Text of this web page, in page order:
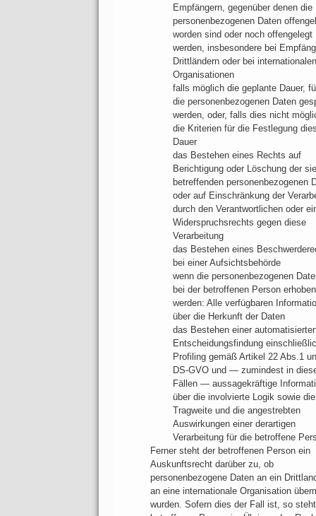
Empfängern, gegenüber denen die
personenbezogenen Daten
worden sind oder noch offengelegt
werden, insbesondere bei
Drittländern oder bei internationalen
Organisationen
falls möglich die geplante Dauer,
die personenbezogenen Daten
werden, oder, falls dies nicht
die Kriterien für die Festlegung
Dauer
das Bestehen eines Rechts auf
Berichtigung oder Löschung der sie
betreffenden personenbezogenen
oder auf Einschränkung der
durch den Verantwortlichen oder
Widerspruchsrechts gegen diese
Verarbeitung
das Bestehen eines
bei einer Aufsichtsbehörde
wenn die personenbezogenen
bei der betroffenen Person erhoben
werden: Alle verfügbaren
über die Herkunft der Daten
das Bestehen einer
Entscheidungsfindung
Profiling gemäß Artikel 22 Abs.1
DS-GVO und — zumindest in
Fällen — aussagekräftige
über die involvierte Logik sowie die
Tragweite und die angestrebten
Auswirkungen einer derartigen
Verarbeitung für die betroffene
Ferner steht der betroffenen Person ein
Auskunftsrecht darüber zu, ob
personenbezogene Daten an ein
an eine internationale Organisation
wurden. Sofern dies der Fall ist, so